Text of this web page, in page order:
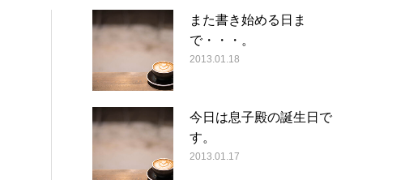
また書き始める日ま
で・・・。
2013.01.18
今日は息子殿の誕生日で
す。
2013.01.17